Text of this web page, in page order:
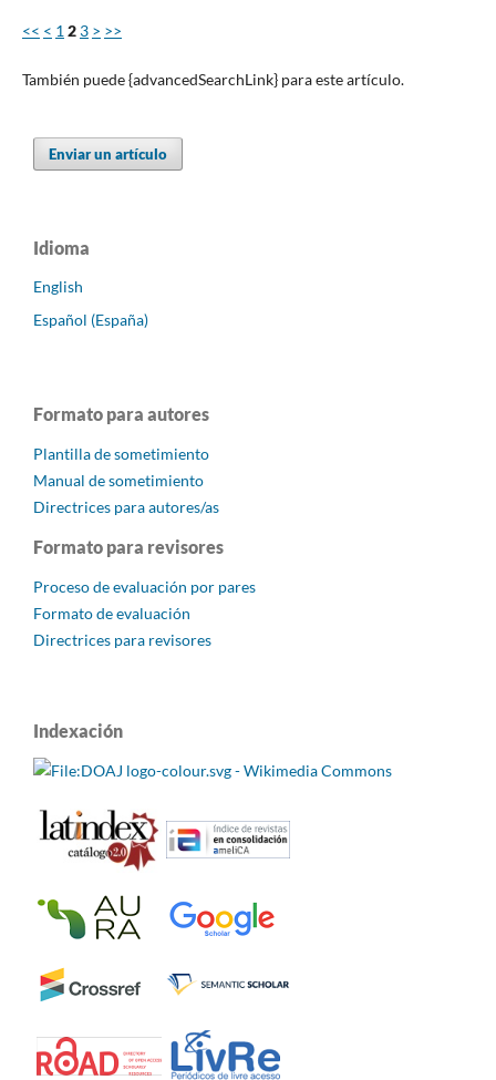
<< < 12 3 > >>
También puede {advancedSearchLink} para este artículo.
Enviar un artículo
Idioma
English
Español (España)
Formato para autores
Plantilla de sometimiento
Manual de sometimiento
Directrices para autores/as
Formato para revisores
Proceso de evaluación por pares
Formato de evaluación
Directrices para revisores
Indexación